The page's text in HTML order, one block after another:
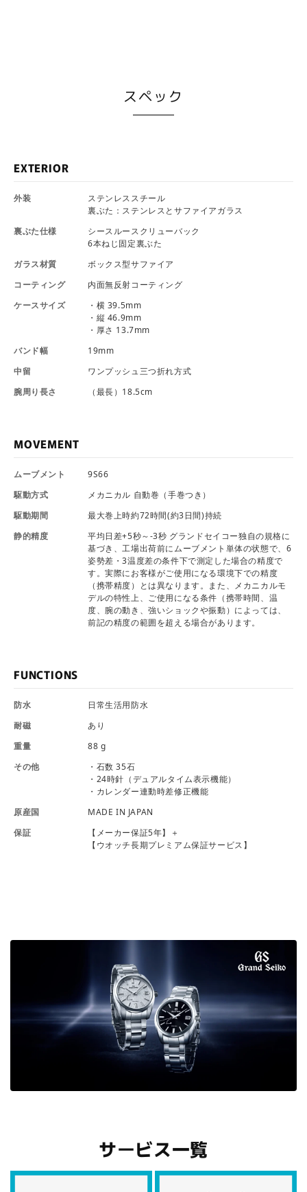
スペック
EXTERIOR
外装
ステンレススチール
裏ぶた：ステンレスとサファイアガラス
裏ぶた仕様
シースルースクリューバック
6本ねじ固定裏ぶた
ガラス材質
ボックス型サファイア
コーティング
内面無反射コーティング
ケースサイズ
・横 39.5mm
・縦 46.9mm
・厚さ 13.7mm
バンド幅
19mm
中留
ワンプッシュ三つ折れ方式
腕周り長さ
（最長）18.5cm
MOVEMENT
ムーブメント
9S66
駆動方式
メカニカル 自動巻（手巻つき）
駆動期間
最大巻上時約72時間(約3日間)持続
静的精度
平均日差+5秒～-3秒 グランドセイコー独自の規格に
基づき、工場出荷前にムーブメント単体の状態で、6
姿勢差・3温度差の条件下で測定した場合の精度で
す。実際にお客様がご使用になる環境下での精度
（携帯精度）とは異なります。また、メカニカルモ
デルの特性上、ご使用になる条件（携帯時間、温
度、腕の動き、強いショックや振動）によっては、
前記の精度の範囲を超える場合があります。
FUNCTIONS
防水
日常生活用防水
耐磁
あり
重量
88 g
その他
・石数 35石
・24時針（デュアルタイム表示機能）
・カレンダー連動時差修正機能
原産国
MADE IN JAPAN
保証
【メーカー保証5年】＋
【ウオッチ長期プレミアム保証サービス】
サービス一覧